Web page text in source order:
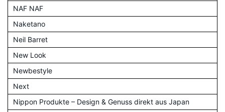
NAF NAF
Naketano
Neil Barret
New Look
Newbestyle
Next
Nippon Produkte – Design & Genuss direkt aus Japan